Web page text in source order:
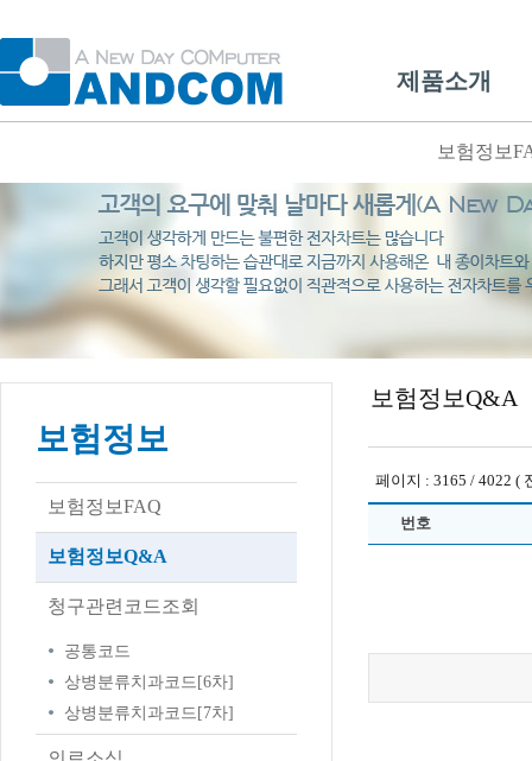
제품소개
보험정보
보험정보
보험정보FAQ
보험정보Q&A
청구관련코드조회
공통코드
상병분류치과코드[6차]
상병분류치과코드[7차]
보험정보Q&A
페이지 : 3165 / 4022 (
번호